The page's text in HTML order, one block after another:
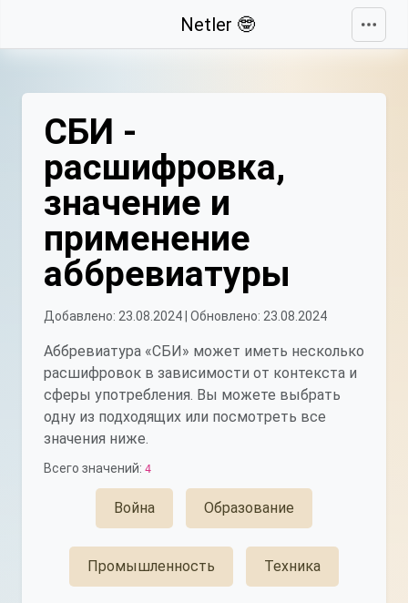
Netler 🤓
СБИ -
расшифровка,
значение и
применение
аббревиатуры
Добавлено: 23.08.2024 | Обновлено: 23.08.2024
Аббревиатура «СБИ» может иметь несколько
расшифровок в зависимости от контекста и
сферы употребления. Вы можете выбрать
одну из подходящих или посмотреть все
значения ниже.
Всего значений: 4
Война Образование
Промышленность Техника